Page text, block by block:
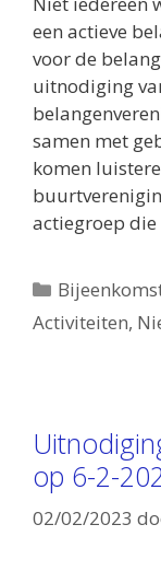
een actieve
voor de
uitnodiging
samen met
komen
actiegroep
Categorieën
Activiteiten,
op 6-2-
02/02/2023